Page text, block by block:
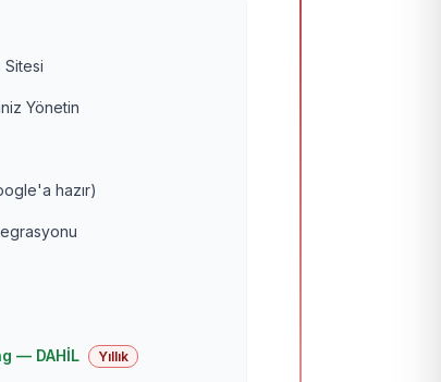
Sitesi
Yönetin
hazır)
— DAHİL Yıllık